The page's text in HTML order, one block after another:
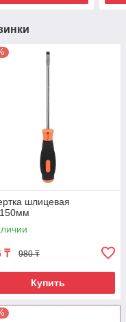
шлицевая
₸ 980 ₸
Купить